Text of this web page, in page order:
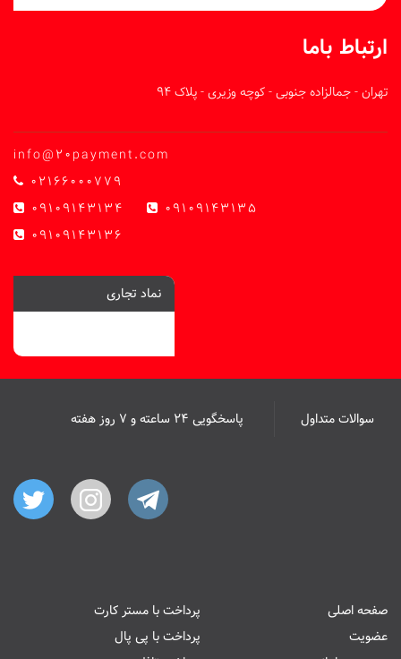
ارتباط باما
تهران - جمالزاده جنوبی - کوچه وزیری - پلاک 94
info@20payment.com
02166000779
09109143134
09109143135
09109143136
نماد تجاری
سوالات متداول پاسخگویی ۲۴ ساعته و ۷ روز هفته
صفحه اصلی
عضویت
پرداخت با مستر کارت
پرداخت با پی پال